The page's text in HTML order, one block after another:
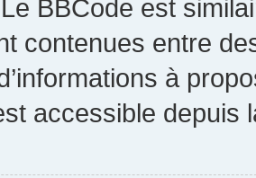
BBCode est
contenues entre
à
accessible depuis